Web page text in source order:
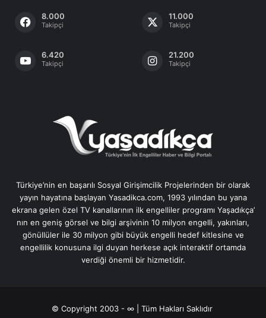
8.000
Takipçi
11.000
Takipçi
6.420
Takipçi
21.200
Takipçi
Türkiye’nin en başarılı Sosyal Girişimcilik Projelerinden bir olarak
yayın hayatına başlayan Yasadikca.com, 1993 yılından bu yana
ekrana gelen özel TV kanallarının ilk engelliler programı Yaşadıkça’
nın en geniş görsel ve bilgi arşivinin 10 milyon engelli, yakınları,
gönüllüler ile 30 milyon gibi büyük engelli hedef kitlesine ve
engellilik konusuna ilgi duyan herkese açık interaktif ortamda
verdiği önemli bir hizmetidir.
© Copyright 2003 - ∞ | Tüm Hakları Saklıdır